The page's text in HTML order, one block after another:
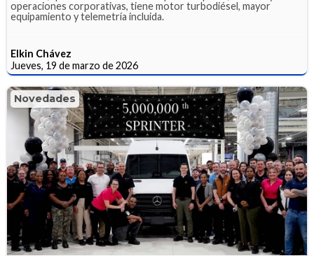
operaciones corporativas, tiene motor turbodiésel, mayor
equipamiento y telemetría incluida.
Elkin Chávez
Jueves, 19 de marzo de 2026
Novedades